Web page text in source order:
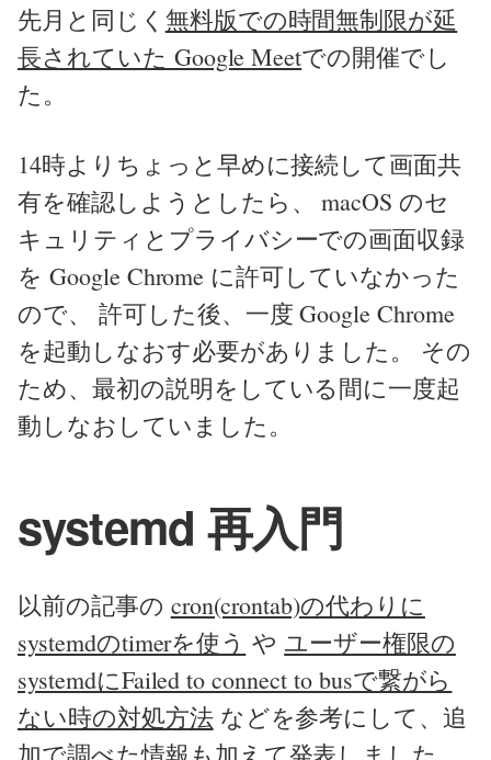
先月と同じく 無料版での時間無制限が延
長されていた Google Meetでの開催でし
た。
14時よりちょっと早めに接続して画面共
有を確認しようとしたら、 macOS のセ
キュリティとプライバシーでの画面収録
を Google Chrome に許可していなかった
ので、 許可した後、一度 Google Chrome
を起動しなおす必要がありました。 その
ため、最初の説明をしている間に一度起
動しなおしていました。
systemd 再入門
以前の記事の cron(crontab)の代わりに
systemdのtimerを使う やユーザー権限の
systemdにFailed to connect to busで繋がら
ない時の対処方法などを参考にして、追